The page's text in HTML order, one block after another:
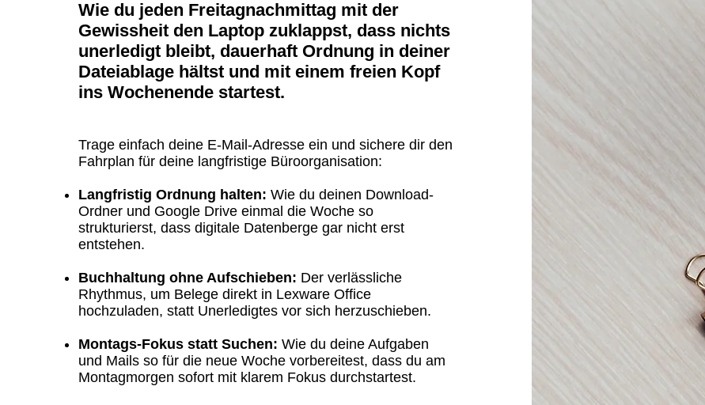
Wie du jeden Freitagnachmittag mit der
Gewissheit den Laptop zuklappst, dass nichts
unerledigt bleibt, dauerhaft Ordnung in deiner
Dateiablage hältst und mit einem freien Kopf
ins Wochenende startest.
Trage einfach deine E-Mail-Adresse ein und sichere dir den
Fahrplan für deine langfristige Büroorganisation:
Langfristig Ordnung halten: Wie du deinen Download-
Ordner und Google Drive einmal die Woche so
strukturierst, dass digitale Datenberge gar nicht erst
entstehen.
Buchhaltung ohne Aufschieben: Der verlässliche
Rhythmus, um Belege direkt in Lexware Office
hochzuladen, statt Unerledigtes vor sich herzuschieben.
Montags-Fokus statt Suchen: Wie du deine Aufgaben
und Mails so für die neue Woche vorbereitest, dass du am
Montagmorgen sofort mit klarem Fokus durchstartest.